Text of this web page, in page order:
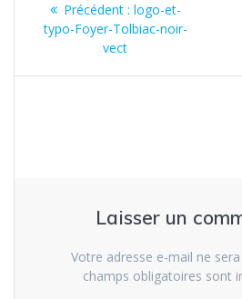
Précédent : logo-et-
typo-Foyer-Tolbiac-noir-
vect
Laisser un
Votre adresse e-mail ne
champs obligatoires sont